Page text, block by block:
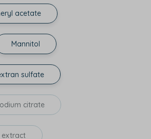
acetate
Mannitol
sulfate
citrate
extract